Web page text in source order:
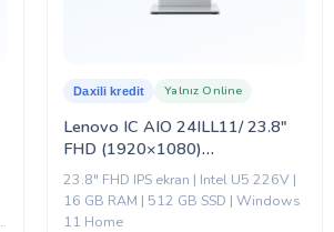
Lenovo IC AIO 24ILL11/ 23.8″
FHD (1920×1080)
(F0JY004WRU)
Daxili kredit Yalnız Online
23.8″ FHD IPS ekran | Intel U5 226V |
16 GB RAM | 512 GB SSD | Windows
11 Home